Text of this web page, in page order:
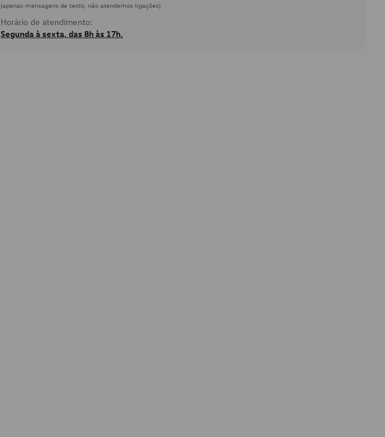
(apenas mensagens de texto, não atendemos ligações)
Horário de atendimento:
Segunda à sexta, das 8h às 17h.